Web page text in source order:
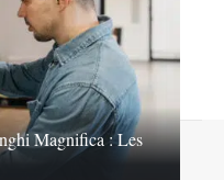
Magnifica : Les
Sitemap